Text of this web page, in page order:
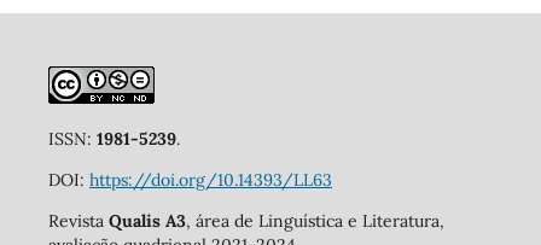
ISSN: 1981-5239.
DOI: https://doi.org/10.14393/LL63
Revista Qualis A3, área de Linguística e Literatura,